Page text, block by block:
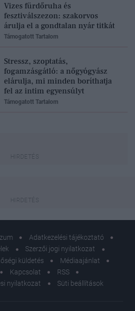
Vizes fürdőruha és
fesztiválszezon: szakorvos
árulja el a gondtalan nyár titkát
Támogatott Tartalom
Stressz, szoptatás,
fogamzásgátló: a nőgyógyász
elárulja, mi minden boríthatja
fel az intim egyensúlyt
Támogatott Tartalom
Adatkezelési tájékoztató
Szerzői jogi nyilatkozat
küldetés
Médiaajánlat
Kapcsolat
RSS
nyilatkozat
Süti beállítások